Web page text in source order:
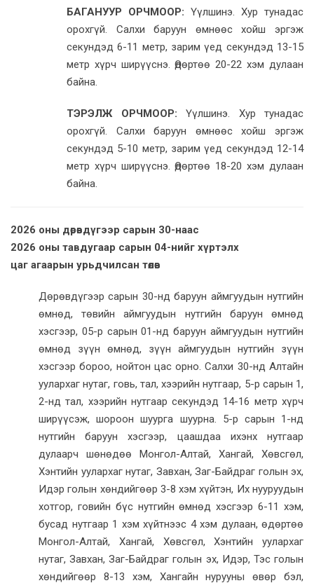
БАГАНУУР ОРЧМООР: Үүлшинэ. Хур тунадас
орохгүй. Салхи баруун өмнөөс хойш эргэж
секундэд 6-11 метр, зарим үед секундэд 13-15
метр хүрч ширүүснэ. Өдөртөө 20-22 хэм дулаан
байна.
ТЭРЭЛЖ ОРЧМООР: Үүлшинэ. Хур тунадас
орохгүй. Салхи баруун өмнөөс хойш эргэж
секундэд 5-10 метр, зарим үед секундэд 12-14
метр хүрч ширүүснэ. Өдөртөө 18-20 хэм дулаан
байна.
2026 оны дөрөвдүгээр сарын 30-наас
2026 оны тавдугаар сарын 04-нийг хүртэлх
цаг агаарын урьдчилсан төлөв
Дөрөвдүгээр сарын 30-нд баруун аймгуудын нутгийн
өмнөд, төвийн аймгуудын нутгийн баруун өмнөд
хэсгээр, 05-р сарын 01-нд баруун аймгуудын нутгийн
өмнөд зүүн өмнөд, зүүн аймгуудын нутгийн зүүн
хэсгээр бороо, нойтон цас орно. Салхи 30-нд Алтайн
уулархаг нутаг, говь, тал, хээрийн нутгаар, 5-р сарын 1,
2-нд тал, хээрийн нутгаар секундэд 14-16 метр хүрч
ширүүсэж, шороон шуурга шуурна. 5-р сарын 1-нд
нутгийн баруун хэсгээр, цаашдаа ихэнх нутгаар
дулаарч шөнөдөө Монгол-Алтай, Хангай, Хөвсгөл,
Хэнтийн уулархаг нутаг, Завхан, Заг-Байдраг голын эх,
Идэр голын хөндийгөөр 3-8 хэм хүйтэн, Их нууруудын
хотгор, говийн бүс нутгийн өмнөд хэсгээр 6-11 хэм,
бусад нутгаар 1 хэм хүйтнээс 4 хэм дулаан, өдөртөө
Монгол-Алтай, Хангай, Хөвсгөл, Хэнтийн уулархаг
нутаг, Завхан, Заг-Байдраг голын эх, Идэр, Тэс голын
хөндийгөөр 8-13 хэм, Хангайн нурууны өвөр бэл,